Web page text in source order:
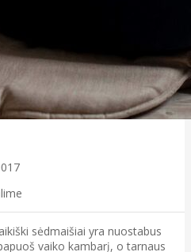
sėdmaišiai yra nuostabus
vaiko kambarį, o tarnaus